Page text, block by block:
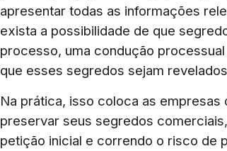
apresentar todas as informações
exista a possibilidade de que
processo, uma condução
que esses segredos sejam
Na prática, isso coloca as empresas
preservar seus segredos
petição inicial e correndo o risco de